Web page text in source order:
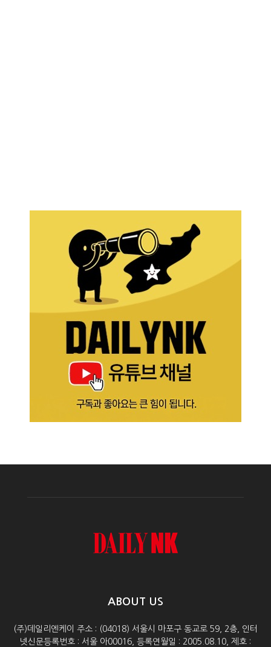
ABOUT US
(주)데일리엔케이 주소 : (04018) 서울시 마포구 동교로 59, 2층, 인터
넷신문등록번호 : 서울 아00016, 등록연월일 : 2005.08.10, 제호 :